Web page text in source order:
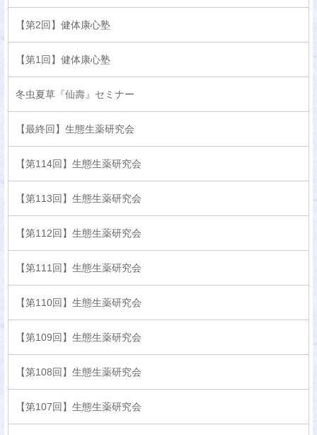
【第2回】健体康心塾
【第1回】健体康心塾
冬虫夏草『仙壽』セミナー
【最終回】生態生薬研究会
【第114回】生態生薬研究会
【第113回】生態生薬研究会
【第112回】生態生薬研究会
【第111回】生態生薬研究会
【第110回】生態生薬研究会
【第109回】生態生薬研究会
【第108回】生態生薬研究会
【第107回】生態生薬研究会